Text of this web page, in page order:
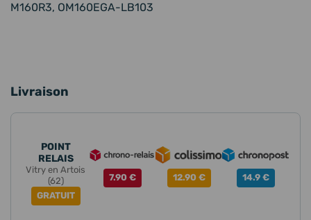
M160R3, OM160EGA-LB103
Livraison
POINT
RELAIS
Vitry en Artois
(62)
GRATUIT
7.90 € 12.90 € 14.9 €